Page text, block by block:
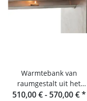
Warmtebank van
raumgestalt uit het
Zwarte Woud
510,00 € - 570,00 €*